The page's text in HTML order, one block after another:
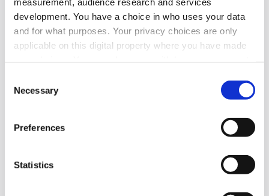
development. You have a choice in who uses your data
and for what purposes. Your privacy choices are only
applicable on this digital property where you have made
the Privacy trigger icon.
Find out more about how your personal data is processed
and set your preferences in the
We use cookies to personalise content and ads, to
provide social media features and to analyse our traffic.
Selection
Necessary
Preferences
Statistics
2026-07-07, 15:17
Swedish Match attackerar Frankrike
Swedish Match som ägs av amerikanska Philip
pressmeddelande pekas Frankrike ut som